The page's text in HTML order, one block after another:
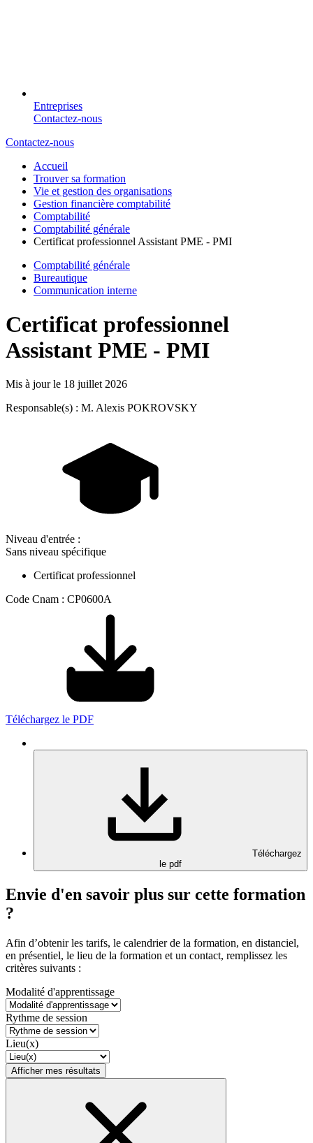
Entreprises
Contactez-nous
Contactez-nous
Accueil
Trouver sa formation
Vie et gestion des organisations
Gestion financière comptabilité
Comptabilité
Comptabilité générale
Certificat professionnel Assistant PME - PMI
Comptabilité générale
Bureautique
Communication interne
Certificat professionnel
Assistant PME - PMI
Mis à jour le 18 juillet 2026
Responsable(s) : M. Alexis POKROVSKY
Niveau d'entrée :
Sans niveau spécifique
Certificat professionnel
Code Cnam : CP0600A
Téléchargez le PDF
Téléchargez
le pdf
Envie d'en savoir plus sur cette formation
?
Afin d’obtenir les tarifs, le calendrier de la formation, en distanciel,
en présentiel, le lieu de la formation et un contact, remplissez les
critères suivants :
Modalité d'apprentissage
Rythme de session
Lieu(x)
Afficher mes résultats